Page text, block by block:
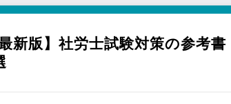
新版】社労士試験対策の参考